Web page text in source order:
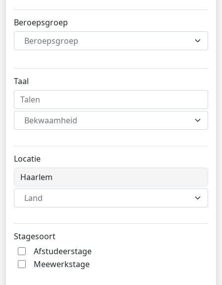
Beroepsgroep
Beroepsgroep
Taal
Bekwaamheid
Locatie
Land
Stagesoort
Afstudeerstage
Meewerkstage